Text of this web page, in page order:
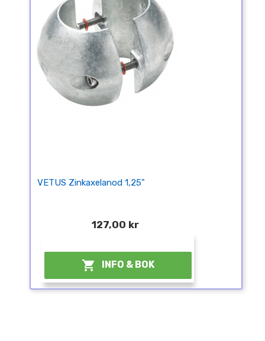
VETUS Zinkaxelanod 1,25"
127,00 kr
 INFO & BOK